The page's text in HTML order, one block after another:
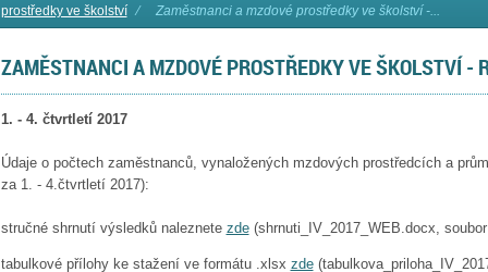
prostředky ve školství
⁄ Zaměstnanci a mzdové prostředky ve školství -...
ZAMĚSTNANCI A MZDOVÉ PROSTŘEDKY VE ŠKOLSTVÍ -
1. - 4. čtvrtletí 2017
Údaje o počtech zaměstnanců, vynaložených mzdových prostředcích a
za 1. - 4.čtvrtletí 2017):
stručné shrnutí výsledků naleznete zde(shrnuti_IV_2017_WEB.docx,
tabulkové přílohy ke stažení ve formátu .xlsx zde